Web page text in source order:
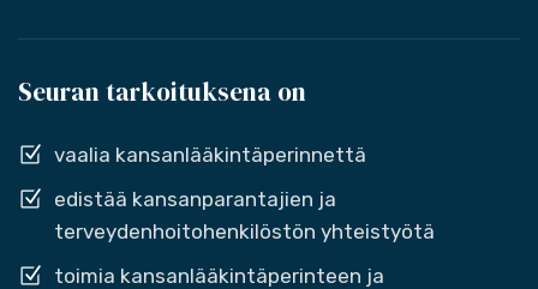
Seuran tarkoituksena on
vaalia kansanlääkintäperinnettä
edistää kansanparantajien ja
terveydenhoitohenkilöstön yhteistyötä
toimia kansanlääkintäperinteen ja